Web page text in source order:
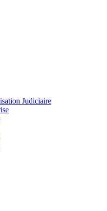
Judiciaire